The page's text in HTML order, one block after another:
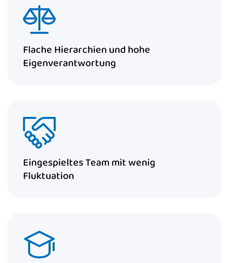
Flache Hierarchien und hohe
Eigenverantwortung
Eingespieltes Team mit wenig
Fluktuation